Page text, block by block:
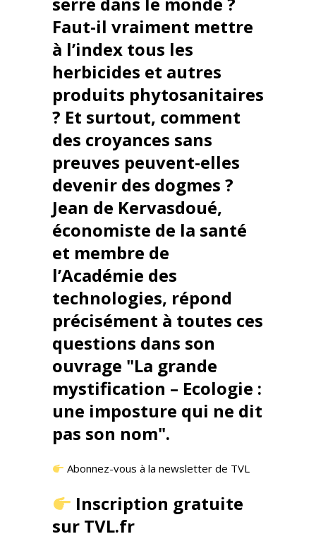
Faut-il vraiment mettre
à l’index tous les
herbicides et autres
produits phytosanitaires
? Et surtout, comment
des croyances sans
preuves peuvent-elles
devenir des dogmes ?
Jean de Kervasdoué,
économiste de la santé
et membre de
l’Académie des
technologies, répond
précisément à toutes ces
questions dans son
ouvrage "La grande
mystification – Ecologie :
une imposture qui ne dit
pas son nom".
Abonnez-vous à la newsletter de TVL
Inscription gratuite
sur TVL.fr